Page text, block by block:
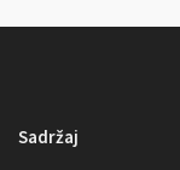
Sadržaj